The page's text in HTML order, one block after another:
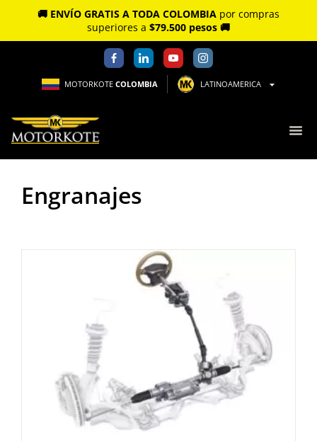
🚚 ENVÍO GRATIS A TODA COLOMBIA por compras
superiores a $79.500 pesos 🚚
MOTORKOTE COLOMBIA LATINOAMERICA
Engranajes